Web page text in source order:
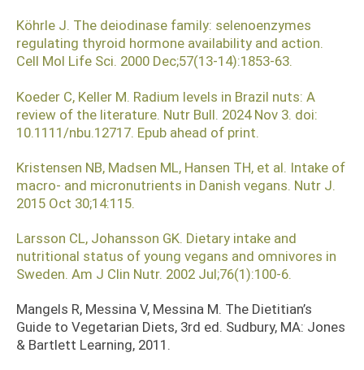
Köhrle J. The deiodinase family: selenoenzymes
regulating thyroid hormone availability and action.
Cell Mol Life Sci. 2000 Dec;57(13-14):1853-63.
Koeder C, Keller M. Radium levels in Brazil nuts: A
review of the literature. Nutr Bull. 2024 Nov 3. doi:
10.1111/nbu.12717. Epub ahead of print.
Kristensen NB, Madsen ML, Hansen TH, et al. Intake of
macro- and micronutrients in Danish vegans. Nutr J.
2015 Oct 30;14:115.
Larsson CL, Johansson GK. Dietary intake and
nutritional status of young vegans and omnivores in
Sweden. Am J Clin Nutr. 2002 Jul;76(1):100-6.
Mangels R, Messina V, Messina M. The Dietitian’s
Guide to Vegetarian Diets, 3rd ed. Sudbury, MA: Jones
& Bartlett Learning, 2011.